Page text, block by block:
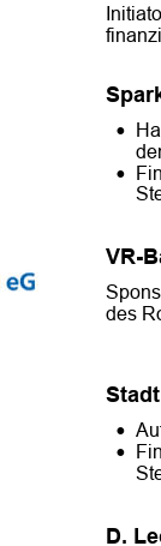
•
•
•
•
D.
VR-
des